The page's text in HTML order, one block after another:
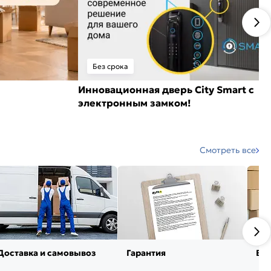
Без срока
Инновационная дверь City Smart с
электронным замком!
Смотреть все
и самовывоз Гарантия